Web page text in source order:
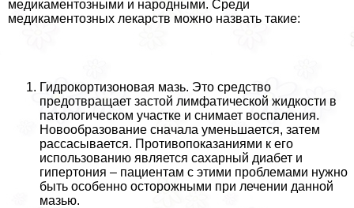
медикаментозными и народными. Среди
медикаментозных лекарств можно назвать такие:
Гидрокортизоновая мазь. Это средство
предотвращает застой лимфатической жидкости в
патологическом участке и снимает воспаления.
Новообразование сначала уменьшается, затем
рассасывается. Противопоказаниями к его
использованию является сахарный диабет и
гипертония – пациентам с этими проблемами нужно
быть особенно осторожными при лечении данной
мазью.